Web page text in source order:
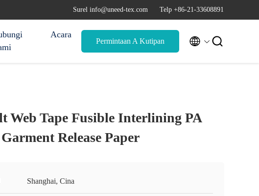
Surel info@uneed-tex.com Telp +86-21-33608891
Acara
Permintaan A Kutipan  
Web Tape Fusible Interlining PA
Release Paper
Shanghai, Cina